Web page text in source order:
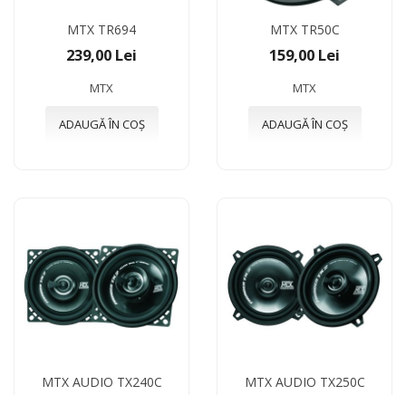
MTX TR694
239,00 Lei
MTX
ADAUGĂ ÎN COȘ
MTX TR50C
159,00 Lei
MTX
ADAUGĂ ÎN COȘ
MTX AUDIO TX240C MTX AUDIO TX250C